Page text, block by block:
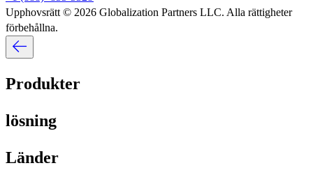
Upphovsrätt © 2026 Globalization Partners LLC. Alla rättigheter
förbehållna.​​
Produkter​​
lösning​​
Länder​​